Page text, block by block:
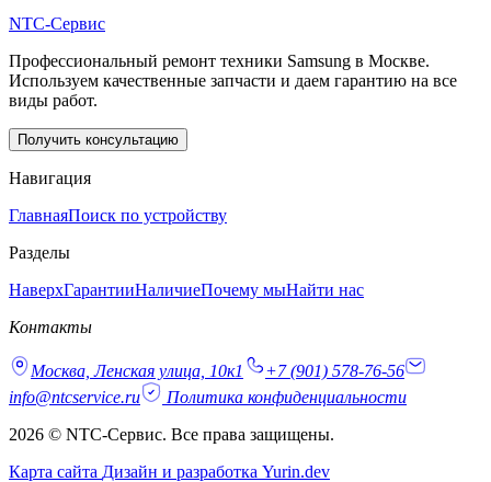
NTC-Сервис
Профессиональный ремонт техники Samsung в Москве.
Используем качественные запчасти и даем гарантию на все
виды работ.
Получить консультацию
Навигация
ГлавнаяПоиск по устройству
Разделы
НаверхГарантииНаличиеПочему мыНайти нас
Контакты
Москва, Ленская улица, 10к1
+7 (901) 578-76-56
info@ntcservice.ru
Политика конфиденциальности
2026 © NTC-Сервис. Все права защищены.
Карта сайта Дизайн и разработка Yurin.dev